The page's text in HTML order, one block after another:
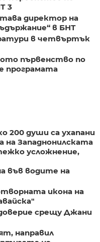
3
директор на
в БНТ
в четвъртък
първенство по
програмата
200 души са ухапани
на Западнонилската
усложнение,
във водите на
икона на
срещу Джани
направил